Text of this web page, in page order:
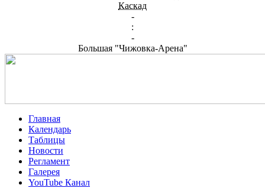
Каскад
-
:
-
Большая "Чижовка-Арена"
Главная
Календарь
Таблицы
Новости
Регламент
Галерея
YouTube Канал